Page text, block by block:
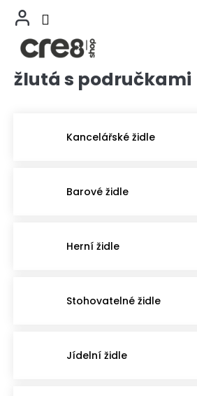
Přejítžlutá s područkami
Kancelářské židle
Barové židle
Herní židle
Stohovatelné židle
Jídelní židle